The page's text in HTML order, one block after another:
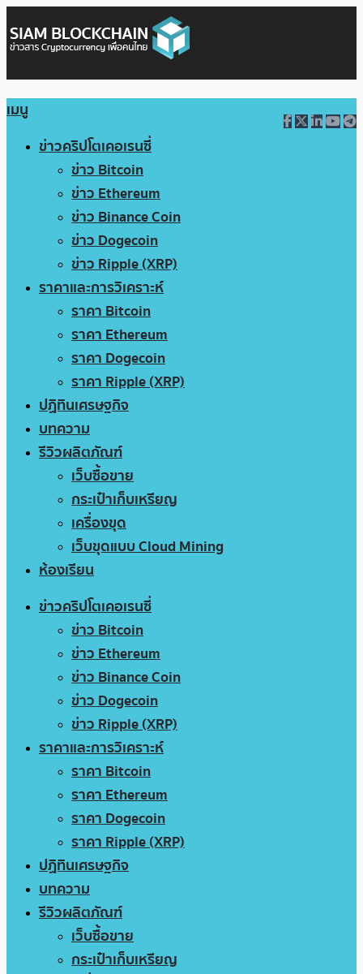
เมนู
ข่าวคริปโตเคอเรนซี่
ข่าว Bitcoin
ข่าว Ethereum
ข่าว Binance Coin
ข่าว Dogecoin
ข่าว Ripple (XRP)
ราคาและการวิเคราะห์
ราคา Bitcoin
ราคา Ethereum
ราคา Dogecoin
ราคา Ripple (XRP)
ปฏิทินเศรษฐกิจ
บทความ
รีวิวผลิตภัณฑ์
เว็บซื้อขาย
กระเป๋าเก็บเหรียญ
เครื่องขุด
เว็บขุดแบบ Cloud Mining
ห้องเรียน
ข่าวคริปโตเคอเรนซี่
ข่าว Bitcoin
ข่าว Ethereum
ข่าว Binance Coin
ข่าว Dogecoin
ข่าว Ripple (XRP)
ราคาและการวิเคราะห์
ราคา Bitcoin
ราคา Ethereum
ราคา Dogecoin
ราคา Ripple (XRP)
ปฏิทินเศรษฐกิจ
บทความ
รีวิวผลิตภัณฑ์
เว็บซื้อขาย
กระเป๋าเก็บเหรียญ